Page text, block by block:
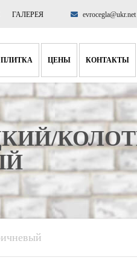
ГАЛЕРЕЯ evrocegla@ukr.net
ЦЕНЫ КОНТАКТЫ
О НАС
ДОСТАВКА